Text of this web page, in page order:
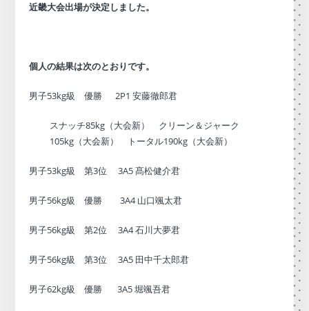
近畿大会出場が決定しました。
個人の結果は次のとおりです。
男子53kg級 優勝 2P1 安藤徹郎君
スナッチ85kg（大会新） クリーン＆ジャーク
105kg（大会新） トータル190kg（大会新）
男子53kg級 第3位 3A5 髙松健介君
男子56kg級 優勝 3A4 山口颯太君
男子56kg級 第2位 3A4 石川大夢君
男子56kg級 第3位 3A5 田中千太郎君
男子62kg級 優勝 3A5 堀颯吾君